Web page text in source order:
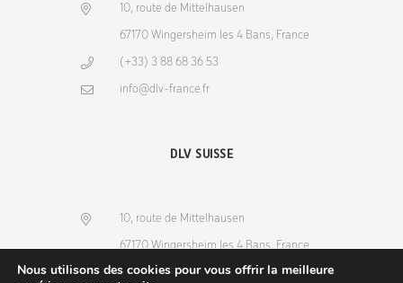
10, route de Mittelhausen
67170 Wingersheim les 4 Bans, France
(+33) 3 88 68 36 53
info@dlv-france.fr
DLV SUISSE
10, route de Mittelhausen
67170 Wingersheim les 4 Bans, France
(+33) 3 88 68 36 53
Nous utilisons des cookies pour vous offrir la meilleure